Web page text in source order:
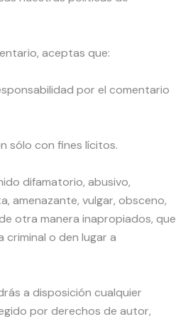
aceptas que:
por el comentario
sólo con fines lícitos.
difamatorio, abusivo,
amenazante, vulgar, obsceno,
otra manera inapropiados, que
o den lugar a
a disposición cualquier
por derechos de autor,